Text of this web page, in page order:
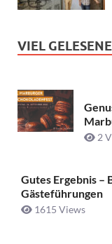
VIEL
2
Gutes Ergebnis –
Gästeführungen
1615 Views